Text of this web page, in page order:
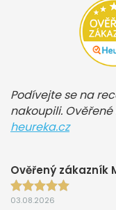
Podívejte se na
nakoupili.
heureka.cz
Ověřený zákazník
03.08.2026